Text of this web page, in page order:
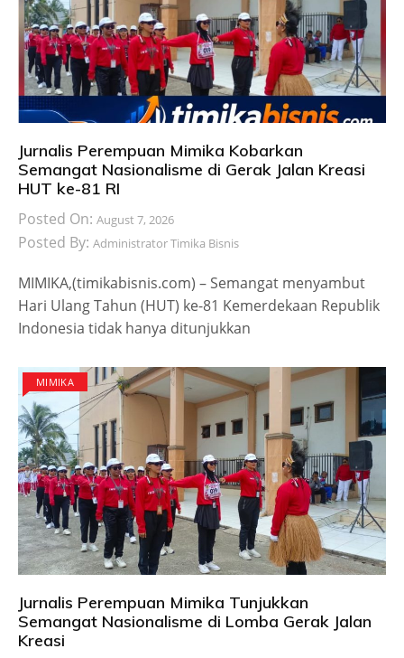
Jurnalis Perempuan Mimika Kobarkan
Semangat Nasionalisme di Gerak Jalan Kreasi
HUT ke-81 RI
Posted On: August 7, 2026
Posted By: Administrator Timika Bisnis
MIMIKA,(timikabisnis.com) – Semangat menyambut
Hari Ulang Tahun (HUT) ke-81 Kemerdekaan Republik
Indonesia tidak hanya ditunjukkan
MIMIKA
Jurnalis Perempuan Mimika Tunjukkan
Semangat Nasionalisme di Lomba Gerak Jalan
Kreasi